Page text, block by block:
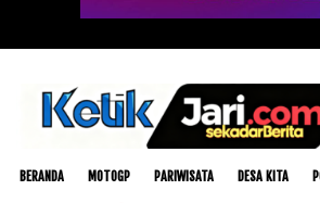
BERANDA MOTOGP PARIWISATA DESA KITA